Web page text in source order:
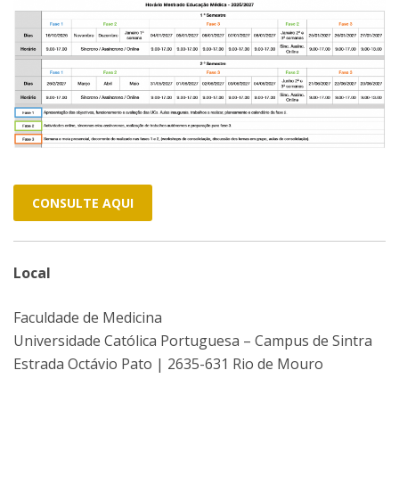
CONSULTE AQUI
Local
Faculdade de Medicina
Universidade Católica Portuguesa – Campus de Sintra
Estrada Octávio Pato | 2635-631 Rio de Mouro